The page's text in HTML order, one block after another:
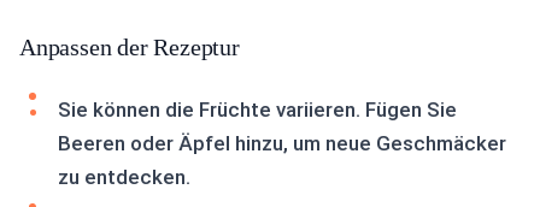
Anpassen der Rezeptur
Sie können die Früchte variieren. Fügen Sie
Beeren oder Äpfel hinzu, um neue Geschmäcker
zu entdecken.